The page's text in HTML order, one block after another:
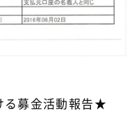
る募金活動報告★